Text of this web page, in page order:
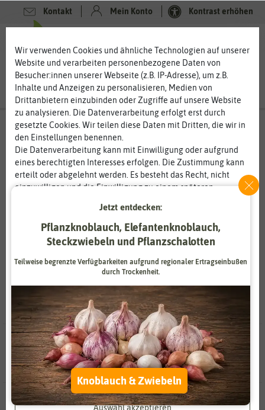
Kontakt Mein Konto Kontrast erhöhen
Keimsprossen- Keimsprossenzubehör-
Sprossentürme
Sprossentürme – viele Sprossen auf wenig Raum
Sprossentürme sind ideale Anzuchtschalen für Sprossen.
saisonales Gemüse. Die knackigen Keimlinge sind gesund,
lassen sich Sprossen mit Sprossentürmen anziehen. In den
großen Türmen mit mehreren Ebenen können Sie verschiedene
Sprossen mit einmal ziehen. Und das auf einer kleinen Fläche.
4 Ergebnissegefunden in Sprossentürme
-50% BIO
Filter
Wir verwenden Cookies und ähnliche Technologien auf unserer
Website und verarbeiten personenbezogene Daten von
Besucher:innen unserer Webseite (z.B. IP-Adresse), um z.B.
Inhalte und Anzeigen zu personalisieren, Medien von
Drittanbietern einzubinden oder Zugriffe auf unsere Website
zu analysieren. Die Datenverarbeitung erfolgt erst durch
gesetzte Cookies. Wir teilen diese Daten mit Dritten, die wir in
den Einstellungen benennen.
Die Datenverarbeitung kann mit Einwilligung oder aufgrund
eines berechtigten Interesses erfolgen. Die Zustimmung kann
erteilt oder abgelehnt werden. Es besteht das Recht, nicht
einzuwilligen und die Einwilligung zu einem späteren
Informationen zur Verwendung personenbezogener Daten und
den Diensten erklären wir in unsererDaten­schutz­erklärung
Zahlungsdienstleister Marketing
Externe Medien Funktional
Weitere Einstellungen
Alle akzeptieren
Alle ablehnen
Auswahl akzeptieren
Jetzt entdecken:
Pflanzknoblauch, Elefantenknoblauch,
Steckzwiebeln und Pflanzschalotten
Teilweise begrenzte Verfügbarkeiten aufgrund regionaler Ertragseinbußen
durch Trockenheit.
Knoblauch & Zwiebeln